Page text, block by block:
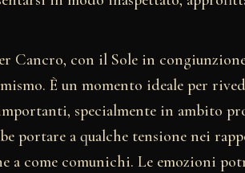
Cancro, con il Sole in
È un momento ideale per
specialmente in ambito
portare a qualche tensione nei
come comunichi. Le emozioni